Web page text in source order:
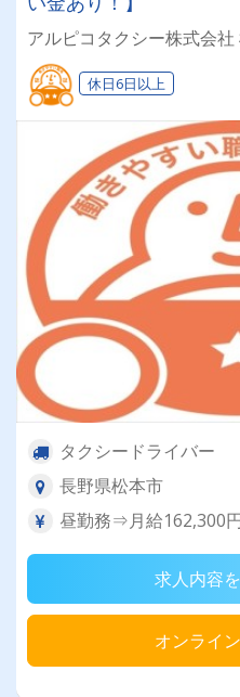
アルピコタクシー株式会
休日6日以上
タクシードライバー
長野県松本市
昼勤務⇒月給162,300
求人内容
オンライ